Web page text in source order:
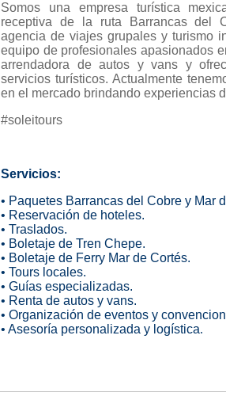
Somos una empresa turística
receptiva de la ruta Barrancas del
agencia de viajes grupales y turismo
equipo de profesionales apasionados
arrendadora de autos y vans y
servicios turísticos. Actualmente
en el mercado brindando experiencias
#soleitours
Servicios:
• Paquetes Barrancas del Cobre y Mar
• Reservación de hoteles.
• Traslados.
• Boletaje de Tren Chepe.
• Boletaje de Ferry Mar de Cortés.
• Tours locales.
• Guías especializadas.
• Renta de autos y vans.
• Organización de eventos y
• Asesoría personalizada y logística.